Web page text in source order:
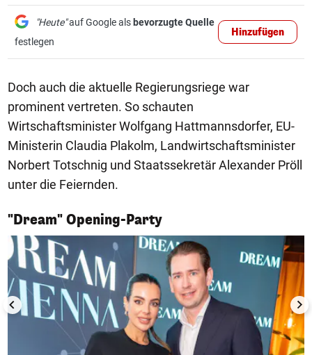
"Heute"auf Google als bevorzugte Quelle
festlegen
Hinzufügen
Doch auch die aktuelle Regierungsriege war
prominent vertreten. So schauten
Wirtschaftsminister Wolfgang Hattmannsdorfer, EU-
Ministerin Claudia Plakolm, Landwirtschaftsminister
Norbert Totschnig und Staatssekretär Alexander Pröll
unter die Feiernden.
"Dream" Opening-Party
1/7